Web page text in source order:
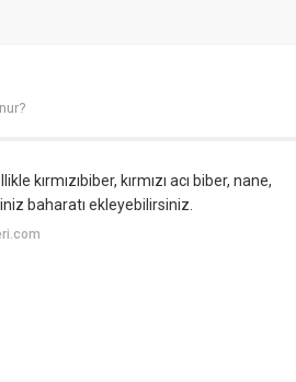
kırmızıbiber, kırmızı acı biber, nane,
baharatı ekleyebilirsiniz.